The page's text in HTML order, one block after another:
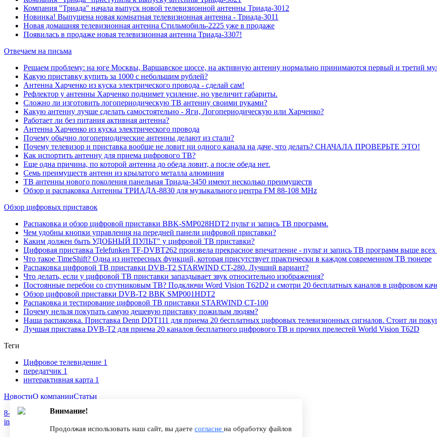
Компания "Триада" начала выпуск новой телевизионной антенны Триада-3012
Новинка! Выпущена новая комнатная телевизионная антенна - Триада-3011
Новая домашняя телевизионная антенна Стильмобиль-2225 уже в продаже
Появилась в продаже новая телевизионная антенна Триада-3307!
Отвечаем на письма
Решаем проблему: на юге Москвы, Варшавское шоссе, на активную антенну нормально принимаются первый и третий
Какую приставку купить за 1000 с небольшим рублей?
Антенна Харченко из куска электрического провода - сделай сам!
Рефлектор у антенны Харченко поднимет усиление, но увеличит габариты.
Сложно ли изготовить логопериодическую ТВ антенну своими руками?
Какую антенну лучше сделать самостоятельно - Яги, Логопериодическую или Харченко?
Работает ли без питания активная антенна?
Антенна Харченко из куска электрического провода
Почему обычно логопериодические антенны делают из стали?
Почему телевизор и приставка вообще не ловит ни одного канала на даче, что делать? СНАЧАЛА ПРОВЕРЬТЕ ЭТО!
Как испортить антенну для приема цифрового ТВ?
Еще одна причина, по которой антенна до обеда ловит, а после обеда нет.
Семь преимуществ антенн из крылатого металла алюминия
ТВ антенны нового поколения панельная Триада-3450 имеют несколько преимуществ
Обзор и распаковка Антенны ТРИАДА-8830 для музыкального центра FM 88-108 MHz
Обзор цифровых приставок
Распаковка и обзор цифровой приставки BBK-SMP028HDT2 пульт и запись ТВ программ.
Чем удобны кнопки управления на передней панели цифровой приставки?
Каким должен быть УДОБНЫЙ ПУЛЬТ" у цифровой ТВ приставки?
Цифровая приставка Telefunken TF-DVBT262 произвела прекрасное впечатление - пульт и запись ТВ программ выше
Что такое TimeShift? Одна из интересных функций, которая присутствует практически в каждом современном ТВ тюнере
Распаковка цифровой ТВ приставки DVB-T2 STARWIND CT-280. Лучший вариант?
Что делать, если у цифровой ТВ приставки запаздывает звук относительно изображения?
Постоянные перебои со спутниковым ТВ? Подключи Word Vision T62D2 и смотри 20 бесплатных каналов в цифровом
Обзор цифровой приставки DVB-T2 BBK SMP001HDT2
Распаковка и тестирование цифровой ТВ приставки STARWIND CT-100
Почему нельзя покупать самую дешевую приставку пожилым людям?
Наша распаковка. Приставка Denn DDT111 для приема 20 бесплатных цифровых телевизионных сигналов. Стоит ли
Лучшая приставка DVB-T2 для приема 20 каналов бесплатного цифрового ТВ и прочих прелестей World Vision T62D
Теги
Цифровое телевидение 1
передатчик 1
интерактивная карта 1
НовостиО компанииСтатьи
8-800-775-18-46
info@antenna.ru
Внимание!
Продолжая использовать наш сайт, вы даете согласие на обработку файлов